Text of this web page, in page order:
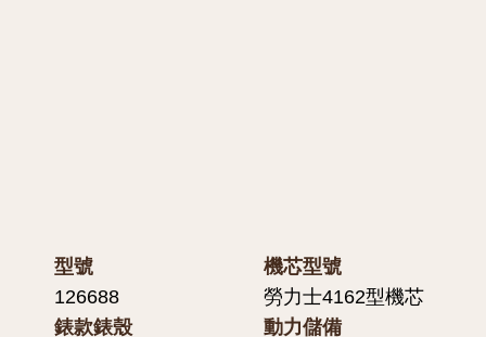
型號
126688
錶款錶殼
機芯型號
勞力士4162型機芯
動力儲備